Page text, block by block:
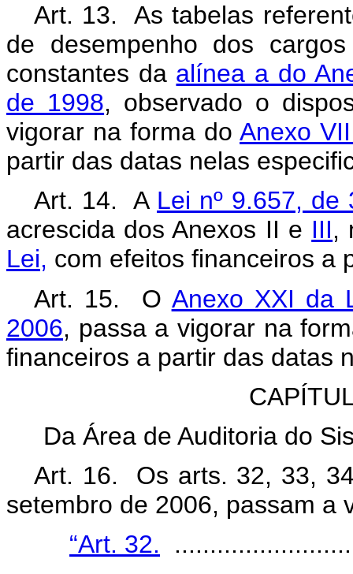
Art. 13. As tabelas
de desempenho dos
constantes da alínea a do
de 1998, observado o
vigorar na forma do Anexo
partir das datas nelas
Art. 14. A Lei nº 9.657,
acrescida dos Anexos II e III,
Lei, com efeitos financeiros a
Art. 15. O Anexo XXI da
2006, passa a vigorar na
financeiros a partir das datas
Da Área de Auditoria do
Art. 16. Os arts. 32, 33,
setembro de 2006, passam a
“Art. 32.